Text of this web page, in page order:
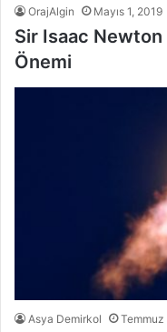
OrajAlgin Mayıs 1, 2019
Sir Isaac
Önemi
Asya Demirkol